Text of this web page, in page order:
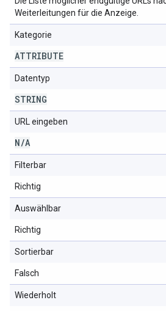
Weiterleitungen für die Anzeige.
Kategorie
ATTRIBUTE
Datentyp
STRING
URL eingeben
N/A
Filterbar
Richtig
Auswählbar
Richtig
Sortierbar
Falsch
Wiederholt